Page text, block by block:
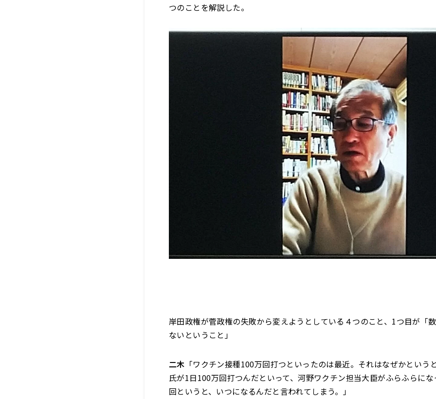
つのことを解説した。
岸田政権が菅政権の失敗から変えようとしている４つのこと、1つ目が「
ないということ」
二木 「ワクチン接種100万回打つといったのは最近。それはなぜかという
氏が1日100万回打つんだといって、河野ワクチン担当大臣がふらふらに
回というと、いつになるんだと言われてしまう。」